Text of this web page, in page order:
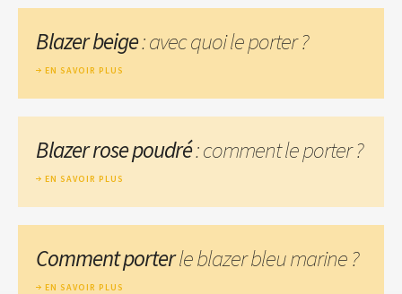
Blazer beige: avec quoi le porter ?
EN SAVOIR PLUS
Blazer rose poudré: comment le porter ?
EN SAVOIR PLUS
Comment porterle blazer bleu marine ?
EN SAVOIR PLUS